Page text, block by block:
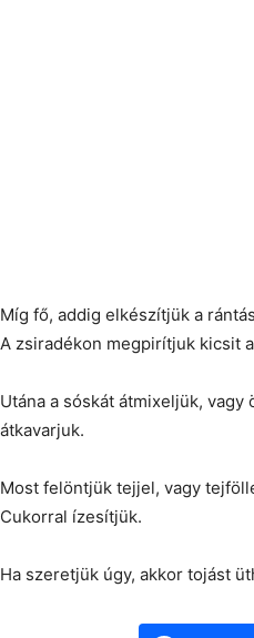
Míg fő, addig elkészítjük a
A zsiradékon megpirítjuk kicsit
Utána a sóskát átmixeljük,
átkavarjuk.
Most felöntjük tejjel, vagy
Cukorral ízesítjük.
Ha szeretjük úgy, akkor tojást